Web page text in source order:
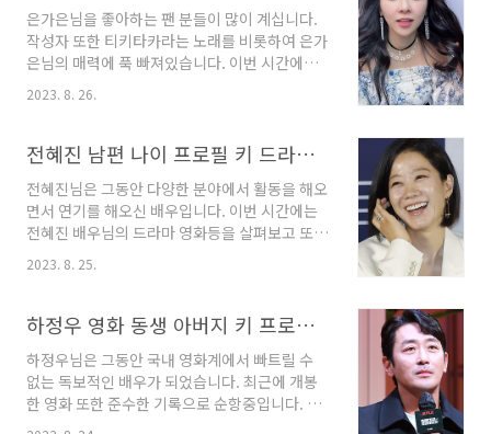
보까지 정리해서 안내해 드리는 시간을 가져보도
록 하겠습니다. 이선균 영화 드라마 이선균님은
데뷔를 하기 전까지는 다소 평범했던 생활을 하
였습니다. 그러다가 학예종에 들어가면서 본격적
통 부르고 있습니다. 한예종을 졸업한 후에는 다
소 활동이 없었습니다. 본격적..
은가은님을 좋아하는 팬 분들이 많이 계십니다.
작성자 또한 티키타카라는 노래를 비롯하여 은가
은님의 매력에 푹 빠져있습니다. 이번 시간에는
은가은님의 프로필을 비롯하여 팬카페, 노래모
음, 콘서트등의 정보까지 모두 정리해서 안내해
프로필 은가은님은 1987년 8월26일 경상남도
입니다. 161cm키에 48kg 몸무게 혈액형은 O형
입니다. 가족 관계로는 아버님이 계시지 않고 현
재는 어머님과 위로는 언니 그리고 남동생 한명
이 있는 것으로 전해지고 있습니다. 대학교에서
은가은이라는 이름은 활동명이며 본명은 김지은
입니다. 활동내역 김해 출신인..
2023. 8. 26.
전혜진 남편 나이 프로필 키 드라마 영화
전혜진님은 그동안 다양한 분야에서 활동을 해오
면서 연기를 해오신 배우입니다. 이번 시간에는
전혜진 배우님의 드라마 영화등을 살펴보고 또한
나이 키등의 프로필과 남편분에 대한 정보까지
총 정리해서 안내해 드리는 시간을 가져보도록
8월10일 경상남도 울산 남구에서 태어났으며 현
재 한국나이로 만 47세의 나이입니다. 키는
171cm이며 혈액형은 O형입니다. 2009년 11월
25일생 장남 이룩군과 2011년 8월 9일생 차남
이룬군이 있습니다. 울산제일여고를 졸업하였고
2023. 8. 25.
하정우 영화 동생 아버지 키 프로필 본명
하정우님은 그동안 국내 영화계에서 빠트릴 수
없는 독보적인 배우가 되었습니다. 최근에 개봉
한 영화 또한 준수한 기록으로 순항중입니다. 이